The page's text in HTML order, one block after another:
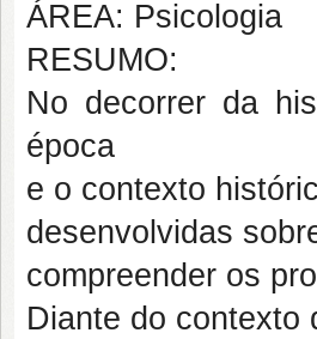
ÁREA: Psicologia
RESUMO:
No decorrer da
época
e o contexto
desenvolvidas
compreender os
Diante do contexto